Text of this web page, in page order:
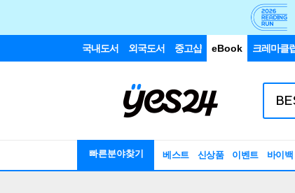
국내도서 외국도서 중고샵 eBook 크레마클
빠른분야찾기 베스트 신상품 이벤트 바이백